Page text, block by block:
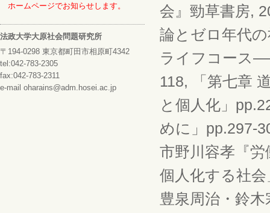
ホームページでお知らせします。
法政大学大原社会問題研究所
〒194-0298 東京都町田市相原町4342
tel:042-783-2305
fax:042-783-2311
e-mail oharains@adm.hosei.ac.jp
会』勁草書房,
論とゼロ年代
ライフコース
118, 「第七章
と個人化」
めに」pp.297-
市野川容孝『
個人化する社
豊泉周治・鈴